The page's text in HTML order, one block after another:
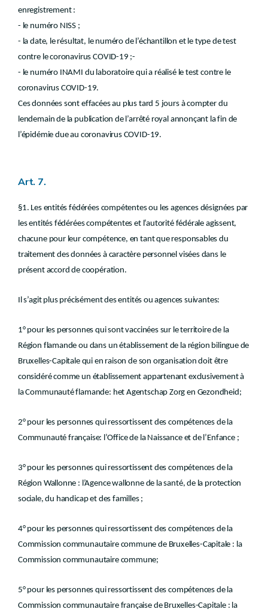
enregistrement :
- le numéro NISS ;
- la date, le résultat, le numéro de l’échantillon et le type de test
contre le coronavirus COVID-19 ;-
- le numéro INAMI du laboratoire qui a réalisé le test contre le
coronavirus COVID-19.
Ces données sont effacées au plus tard 5 jours à compter du
lendemain de la publication de l’arrêté royal annonçant la fin de
l’épidémie due au coronavirus COVID-19.
Art. 7.
§1. Les entités fédérées compétentes ou les agences désignées par
les entités fédérées compétentes et l’autorité fédérale agissent,
chacune pour leur compétence, en tant que responsables du
traitement des données à caractère personnel visées dans le
présent accord de coopération.
Il s’agit plus précisément des entités ou agences suivantes:
1° pour les personnes qui sont vaccinées sur le territoire de la
Région flamande ou dans un établissement de la région bilingue de
Bruxelles-Capitale qui en raison de son organisation doit être
considéré comme un établissement appartenant exclusivement à
la Communauté flamande: het Agentschap Zorg en Gezondheid;
2° pour les personnes qui ressortissent des compétences de la
Communauté française: l’Office de la Naissance et de l’Enfance ;
3° pour les personnes qui ressortissent des compétences de la
Région Wallonne : l’Agence wallonne de la santé, de la protection
sociale, du handicap et des familles ;
4° pour les personnes qui ressortissent des compétences de la
Commission communautaire commune de Bruxelles-Capitale : la
Commission communautaire commune;
5° pour les personnes qui ressortissent des compétences de la
Commission communautaire française de Bruxelles-Capitale : la